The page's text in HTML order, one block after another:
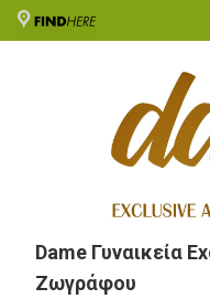
Dame Γυναικεία
Ζωγράφου